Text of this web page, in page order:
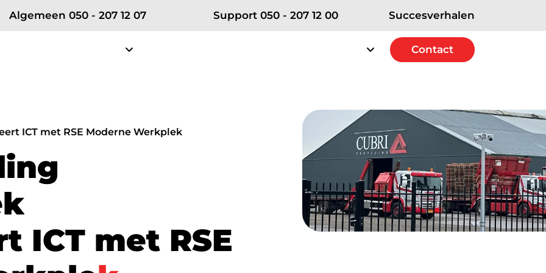
Algemeen 050 - 207 12 07 Support 050 - 207 12 00 Succesverhalen
Cybersecurity
Certificeringen
Partnerships
Vodafone Strategic+ Partner
KPN ÉÉN Excellence Partner
Microsoft Solutions Partner
Contact
ICT met RSE Moderne Werkplek
ing
k
t ICT met RSE